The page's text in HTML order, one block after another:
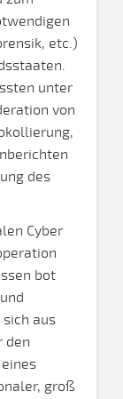
etc.)
unter
von
des
Cyber
bot
aus
den
groß